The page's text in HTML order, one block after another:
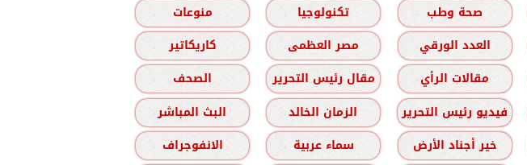
صحة وطب تكنولوجيا
منوعات
العدد الورقي مصر العظمى
كاريكاتير
مقالات الرأي مقال رئيس التحرير
الصحف
فيديو رئيس التحرير الزمان الخالد
البث المباشر
خير أجناد الأرض سماء عربية الانفوجراف